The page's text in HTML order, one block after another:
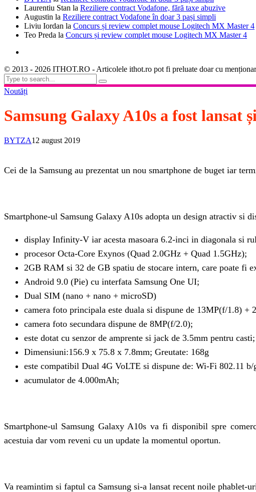
Laurentiu Stan la Reziliere contract Vodafone, fără taxe abuzive
Augustin la Reziliere contract Vodafone în doar 3 pași simpli
Liviu Iordan la Concurs și review complet mouse Logitech MX Master 4
Teo Preda la Concurs și review complet mouse Logitech MX Master 4
© 2013 - 2026 ITHOT.RO - Articolele ithot.ro pot fi preluate doar cu
Noutăți
Samsung Galaxy A10s a fost lansat
BYTZA12 august 2019
Cei de la Samsung au prezentat un nou smartphone de buget iar
Smartphone-ul Samsung Galaxy A10s adopta un design atractiv si
display Infinity-V iar acesta masoara 6.2-inci in diagonala si
procesor Octa-Core Exynos (Quad 2.0GHz + Quad 1.5GHz);
2GB RAM si 32 de GB spatiu de stocare intern, care poate fi
Android 9.0 (Pie) cu interfata Samsung One UI;
Dual SIM (nano + nano + microSD)
camera foto principala este duala si dispune de 13MP(f/1.8)
camera foto secundara dispune de 8MP(f/2.0);
este dotat cu senzor de amprente si jack de 3.5mm pentru casti;
Dimensiuni:156.9 x 75.8 x 7.8mm; Greutate: 168g
este compatibil Dual 4G VoLTE si dispune de: Wi-Fi 802.11
acumulator de 4.000mAh;
Smartphone-ul Samsung Galaxy A10s va fi disponibil spre
acestuia dar vom reveni cu un update la momentul oportun.
Va reamintim si faptul ca Samsung si-a lansat recent noile